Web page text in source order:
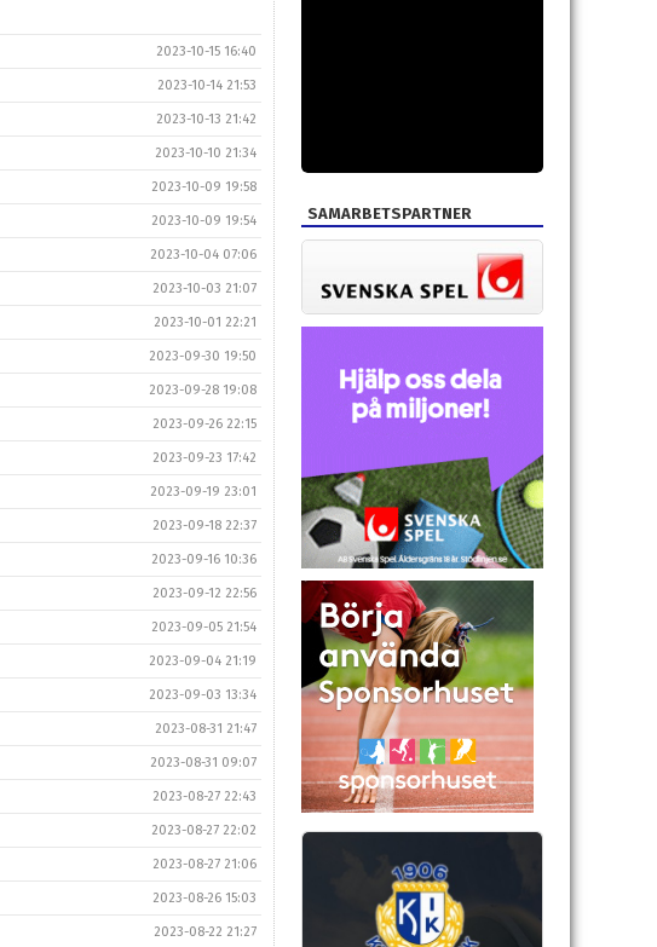
2023-10-15 16:40
2023-10-14 21:53
2023-10-13 21:42
2023-10-10 21:34
2023-10-09 19:58
2023-10-09 19:54
2023-10-04 07:06
2023-10-03 21:07
2023-10-01 22:21
2023-09-30 19:50
2023-09-28 19:08
2023-09-26 22:15
2023-09-23 17:42
2023-09-19 23:01
2023-09-18 22:37
2023-09-16 10:36
2023-09-12 22:56
2023-09-05 21:54
2023-09-04 21:19
2023-09-03 13:34
2023-08-31 21:47
2023-08-31 09:07
2023-08-27 22:43
2023-08-27 22:02
2023-08-27 21:06
2023-08-26 15:03
2023-08-22 21:27
SAMARBETSPARTNER